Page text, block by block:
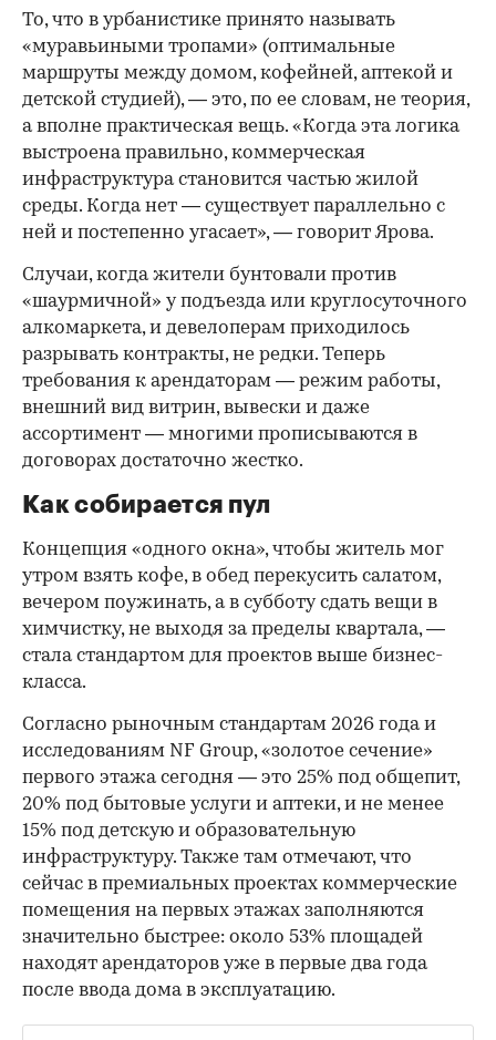
То, что в урбанистике принято называть
«муравьиными тропами» (оптимальные
маршруты между домом, кофейней, аптекой и
детской студией), — это, по ее словам, не теория,
а вполне практическая вещь. «Когда эта логика
выстроена правильно, коммерческая
инфраструктура становится частью жилой
среды. Когда нет — существует параллельно с
ней и постепенно угасает», — говорит Ярова.
Случаи, когда жители бунтовали против
«шаурмичной» у подъезда или круглосуточного
алкомаркета, и девелоперам приходилось
разрывать контракты, не редки. Теперь
требования к арендаторам — режим работы,
внешний вид витрин, вывески и даже
ассортимент — многими прописываются в
договорах достаточно жестко.
Как собирается пул
Концепция «одного окна», чтобы житель мог
утром взять кофе, в обед перекусить салатом,
вечером поужинать, а в субботу сдать вещи в
химчистку, не выходя за пределы квартала, —
стала стандартом для проектов выше бизнес-
класса.
Согласно рыночным стандартам 2026 года и
исследованиям NF Group, «золотое сечение»
первого этажа сегодня — это 25% под общепит,
20% под бытовые услуги и аптеки, и не менее
15% под детскую и образовательную
инфраструктуру. Также там отмечают, что
сейчас в премиальных проектах коммерческие
помещения на первых этажах заполняются
значительно быстрее: около 53% площадей
находят арендаторов уже в первые два года
после ввода дома в эксплуатацию.